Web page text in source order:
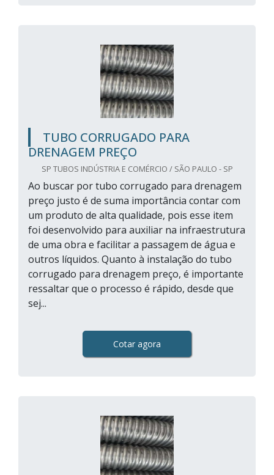
TUBO CORRUGADO PARA
DRENAGEM PREÇO
SP TUBOS INDÚSTRIA E COMÉRCIO / SÃO PAULO - SP
Ao buscar por tubo corrugado para drenagem
preço justo é de suma importância contar com
um produto de alta qualidade, pois esse item
foi desenvolvido para auxiliar na infraestrutura
de uma obra e facilitar a passagem de água e
outros líquidos. Quanto à instalação do tubo
corrugado para drenagem preço, é importante
ressaltar que o processo é rápido, desde que
sej...
Cotar agora